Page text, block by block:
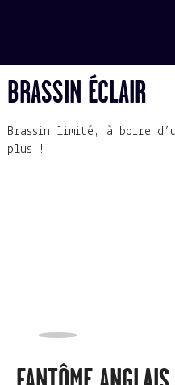
BRASSIN ÉCLAIR
Brassin limité, à boire
plus !